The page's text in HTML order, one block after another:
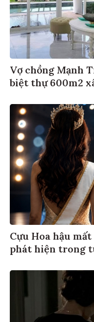
Vợ chồng Mạnh
biệt thự 600m2
Cựu Hoa hậu
phát hiện trong